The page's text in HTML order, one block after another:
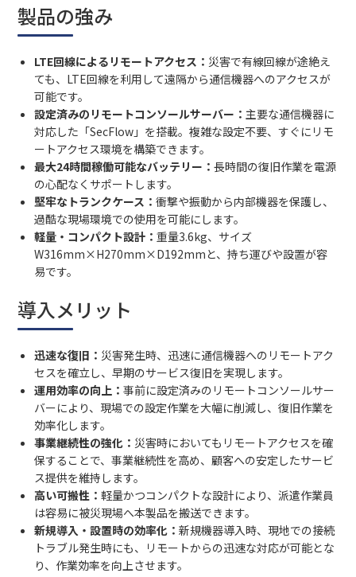
製品の強み
LTE回線によるリモートアクセス： 災害で有線回線が途絶え
ても、LTE回線を利用して遠隔から通信機器へのアクセスが
可能です。
設定済みのリモートコンソールサーバー： 主要な通信機器に
対応した「SecFlow」を搭載。複雑な設定不要、すぐにリモ
ートアクセス環境を構築できます。
最大24時間稼働可能なバッテリー：長時間の復旧作業を電源
の心配なくサポートします。
堅牢なトランクケース：衝撃や振動から内部機器を保護し、
過酷な現場環境での使用を可能にします。
軽量・コンパクト設計：重量3.6kg、サイズ
W316mm×H270mm×D192mmと、持ち運びや設置が容
易です。
導入メリット
迅速な復旧： 災害発生時、迅速に通信機器へのリモートアク
セスを確立し、早期のサービス復旧を実現します。
運用効率の向上：事前に設定済みのリモートコンソールサー
バーにより、現場での設定作業を大幅に削減し、復旧作業を
効率化します。
事業継続性の強化： 災害時においてもリモートアクセスを確
保することで、事業継続性を高め、顧客への安定したサービ
ス提供を維持します。
高い可搬性：軽量かつコンパクトな設計により、派遣作業員
は容易に被災現場へ本製品を搬送できます。
新規導入・設置時の効率化：新規機器導入時、現地での接続
トラブル発生時にも、リモートからの迅速な対応が可能とな
り、作業効率を向上させます。